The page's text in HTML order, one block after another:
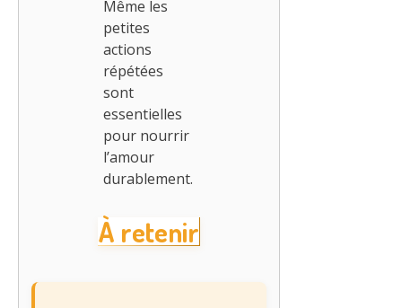
Même les
petites
actions
répétées
sont
essentielles
pour nourrir
l’amour
durablement.
À retenir